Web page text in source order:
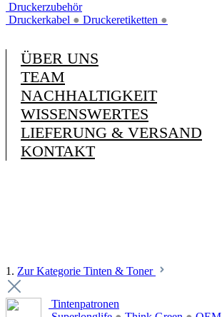
Druckerzubehör
Druckerkabel ● Druckeretiketten ●
ÜBER UNS
TEAM
NACHHALTIGKEIT
WISSENSWERTES
LIEFERUNG & VERSAND
KONTAKT
1. Zur Kategorie Tinten & Toner
Tintenpatronen